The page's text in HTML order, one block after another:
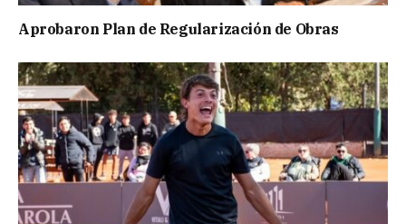
Aprobaron Plan de Regularización de Obras